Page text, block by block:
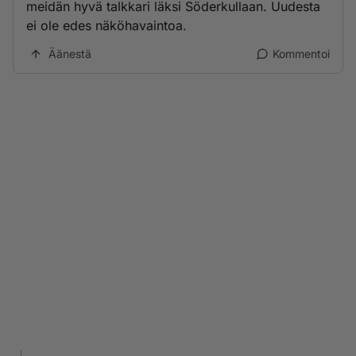
meidän hyvä talkkari läksi Söderkullaan. Uudesta
ei ole edes näköhavaintoa.
Äänestä Kommentoi